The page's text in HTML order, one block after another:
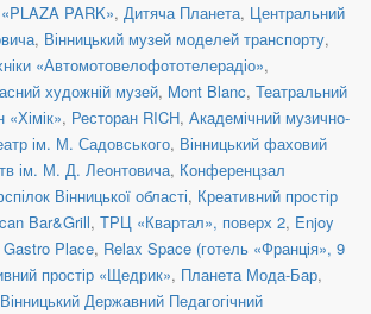
PARK», Дитяча Планета, Центральний
, Вінницький музей моделей транспорту,
«Автомотовелофототелерадіо»,
художній музей, Mont Blanc, Театральний
«Хімік», Ресторан RICH, Академічний музично-
ім. М. Садовського, Вінницький фаховий
ім. М. Д. Леонтовича, Конференцзал
Вінницької області, Креативний простір
Bar&Grill, ТРЦ «Квартал», поверх 2, Enjoy
Gastro Place, Relax Space (готель «Франція», 9
простір «Щедрик», Планета Мода-Бар,
Вінницький Державний Педагогічний